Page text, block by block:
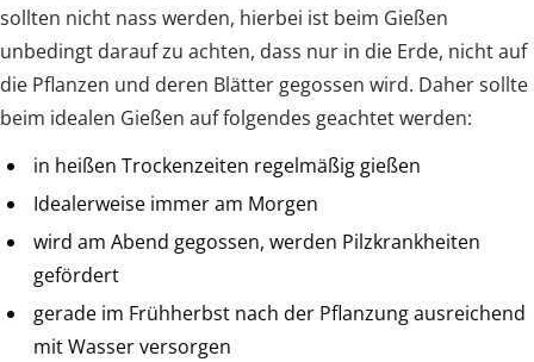
sollten nicht nass werden, hierbei ist beim Gießen
unbedingt darauf zu achten, dass nur in die Erde, nicht auf
die Pflanzen und deren Blätter gegossen wird. Daher sollte
beim idealen Gießen auf folgendes geachtet werden:
in heißen Trockenzeiten regelmäßig gießen
Idealerweise immer am Morgen
wird am Abend gegossen, werden Pilzkrankheiten
gefördert
gerade im Frühherbst nach der Pflanzung ausreichend
mit Wasser versorgen